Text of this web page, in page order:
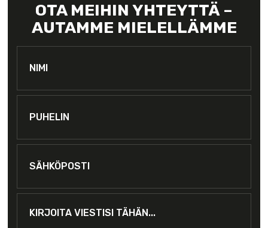
OTA MEIHIN YHTEYTTÄ –
AUTAMME MIELELLÄMME
viestisi